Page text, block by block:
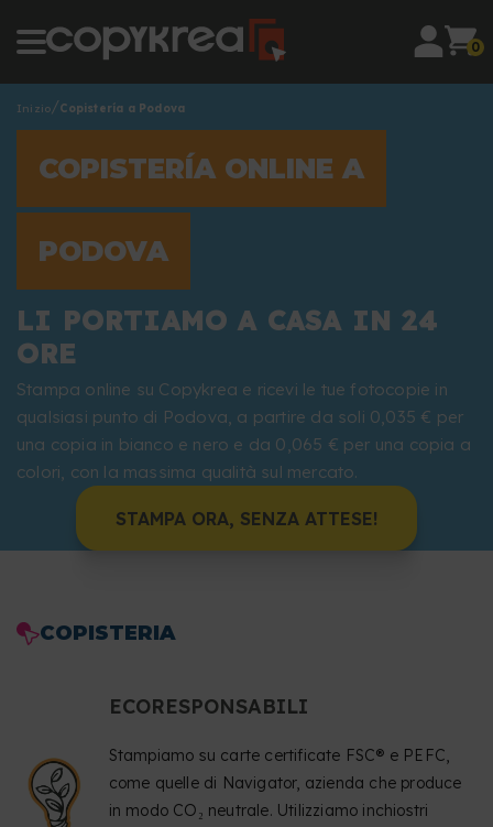
0
Inizio Copistería a Podova
COPISTERÍA ONLINE A
PODOVA
LI PORTIAMO A CASA IN 24
ORE
Stampa online su Copykrea e ricevi le tue fotocopie in
qualsiasi punto di Podova, a partire da soli 0,035 € per
una copia in bianco e nero e da 0,065 € per una copia a
colori, con la massima qualità sul mercato.
STAMPA ORA, SENZA ATTESE!
COPISTERIA
ECORESPONSABILI
Stampiamo su carte certificate FSC® e PEFC,
come quelle di Navigator, azienda che produce
in modo CO₂ neutrale. Utilizziamo inchiostri